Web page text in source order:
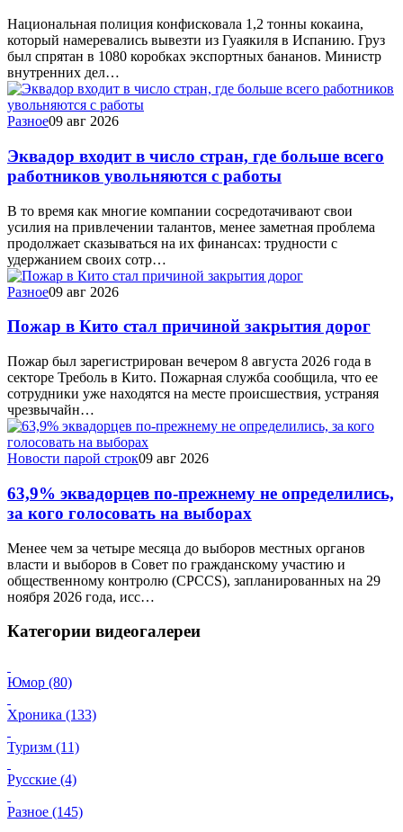
Национальная полиция конфисковала 1,2 тонны кокаина,
который намеревались вывезти из Гуаякиля в Испанию. Груз
был спрятан в 1080 коробках экспортных бананов. Министр
внутренних дел…
Разное09 авг 2026
Эквадор входит в число стран, где больше всего
работников увольняются с работы
В то время как многие компании сосредотачивают свои
усилия на привлечении талантов, менее заметная проблема
продолжает сказываться на их финансах: трудности с
удержанием своих сотр…
Разное09 авг 2026
Пожар в Кито стал причиной закрытия дорог
Пожар был зарегистрирован вечером 8 августа 2026 года в
секторе Треболь в Кито. Пожарная служба сообщила, что ее
сотрудники уже находятся на месте происшествия, устраняя
чрезвычайн…
Новости парой строк09 авг 2026
63,9% эквадорцев по-прежнему не определились,
за кого голосовать на выборах
Менее чем за четыре месяца до выборов местных органов
власти и выборов в Совет по гражданскому участию и
общественному контролю (CPCCS), запланированных на 29
ноября 2026 года, исс…
Категории видеогалереи
Юмор (80)
Хроника (133)
Туризм (11)
Русские (4)
Разное (145)